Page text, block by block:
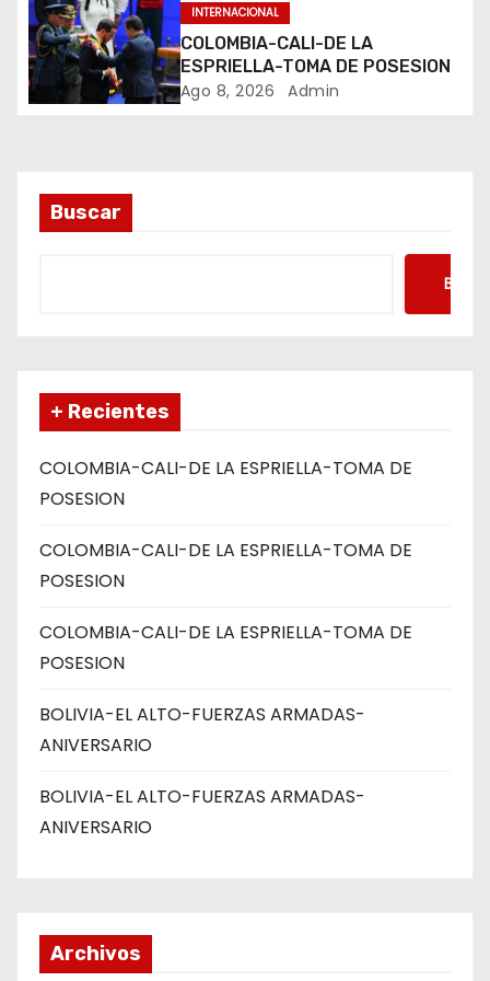
t
r
d
a
INTERNACIONAL
COLOMBIA-CALI-DE LA
ESPRIELLA-TOMA DE POSESION
Ago 8, 2026 Admin
Buscar
+ Recientes
COLOMBIA-CALI-DE LA ESPRIELLA-TOMA DE
POSESION
COLOMBIA-CALI-DE LA ESPRIELLA-TOMA DE
POSESION
COLOMBIA-CALI-DE LA ESPRIELLA-TOMA DE
POSESION
BOLIVIA-EL ALTO-FUERZAS ARMADAS-
ANIVERSARIO
BOLIVIA-EL ALTO-FUERZAS ARMADAS-
ANIVERSARIO
Archivos